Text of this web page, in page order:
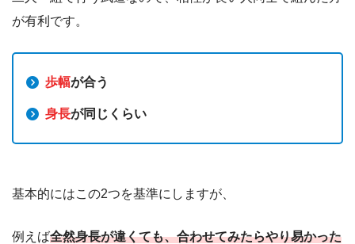
が有利です。
歩幅が合う
身長が同じくらい
基本的にはこの2つを基準にしますが、
例えば全然身長が違くても、合わせてみたらやり易かった